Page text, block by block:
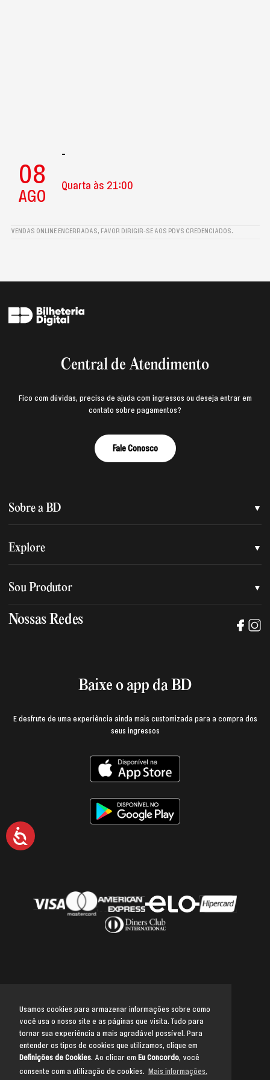
Usamos cookies para armazenar informações sobre como
você usa o nosso site e as páginas que visita. Tudo para
tornar sua experiência a mais agradável possível. Para
entender os tipos de cookies que utilizamos, clique em
Definições de Cookies. Ao clicar em Eu Concordo, você
consente com a utilização de cookies. Mais informações.
Acessibilidade
08
AGO
-
Quarta às 21:00
VENDAS ONLINE ENCERRADAS, FAVOR DIRIGIR-SE AOS PDVS CREDENCIADOS.
Central de Atendimento
Fico com dúvidas, precisa de ajuda com ingressos ou deseja entrar em
contato sobre pagamentos?
Fale Conosco
Sobre a BD
Quem somos
Política de privacidade
Explore
Assessoria de imprensa
Trabalhe na BD
Sou Produtor
Manual de mídia e da marca BD
Nossas Redes
Baixe o app da BD
E desfrute de uma experiência ainda mais customizada para a compra dos
seus ingressos
Voltar para o topo